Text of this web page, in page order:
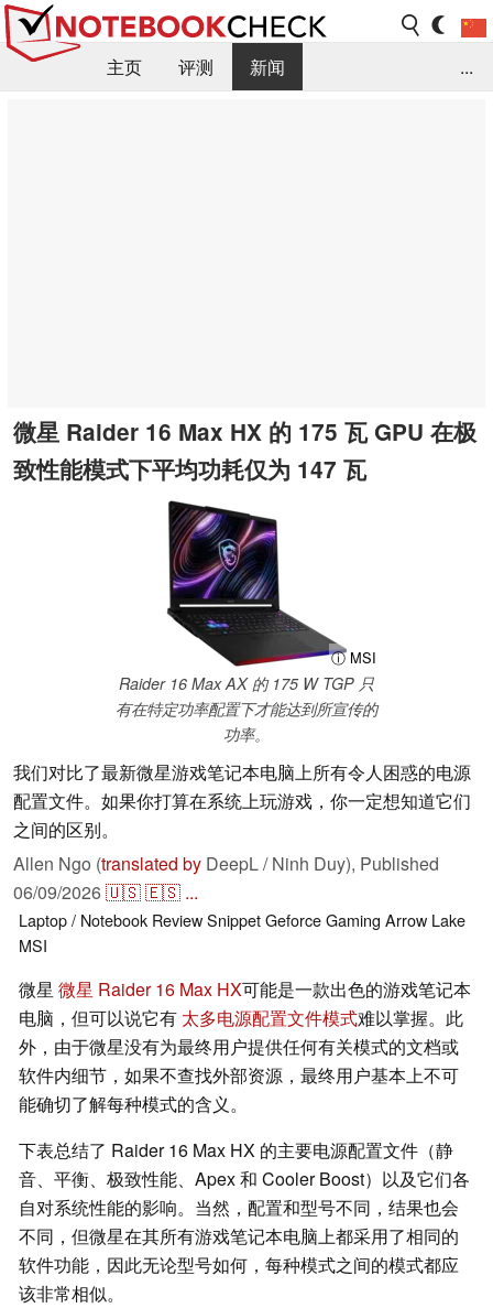
主页 评测
新闻
...
微星 Raider 16 Max HX 的 175 瓦 GPU 在极
致性能模式下平均功耗仅为 147 瓦
ⓘ MSI
Raider 16 Max AX 的 175 W TGP 只
有在特定功率配置下才能达到所宣传的
功率。
我们对比了最新微星游戏笔记本电脑上所有令人困惑的电源
配置文件。如果你打算在系统上玩游戏，你一定想知道它们
之间的区别。
Allen Ngo (translated by DeepL / Ninh Duy), Published
06/09/2026🇺🇸🇪🇸 ...
Laptop / Notebook Review SnippetGeforceGaming Arrow Lake
MSI
微星 微星 Raider 16 Max HX可能是一款出色的游戏笔记本
电脑，但可以说它有 太多电源配置文件模式难以掌握。此
外，由于微星没有为最终用户提供任何有关模式的文档或
软件内细节，如果不查找外部资源，最终用户基本上不可
能确切了解每种模式的含义。
下表总结了 Raider 16 Max HX 的主要电源配置文件（静
音、平衡、极致性能、Apex 和 Cooler Boost）以及它们各
自对系统性能的影响。当然，配置和型号不同，结果也会
不同，但微星在其所有游戏笔记本电脑上都采用了相同的
软件功能，因此无论型号如何，每种模式之间的模式都应
该非常相似。